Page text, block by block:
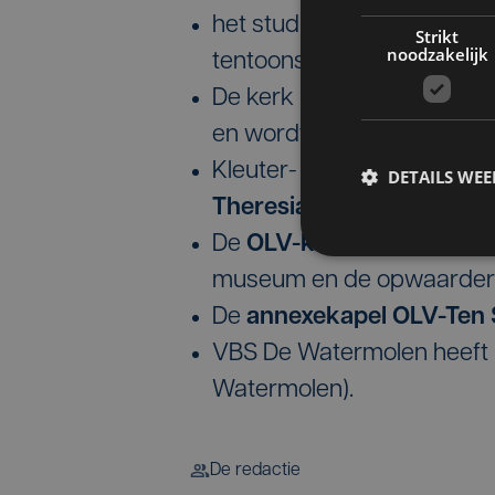
het studiewerk opgestart
tentoonstellingsruimte of
De kerk in
wordt
en wordt in die zin ook
Kleuter- en basisschool
Theresiakerk
De OLV-kerk
wordt
museum en de
De annexekapel OLV-Ten
VBS De Watermolen
Watermolen).
De redactie
Strikt
noodzakelijk
DETAILS